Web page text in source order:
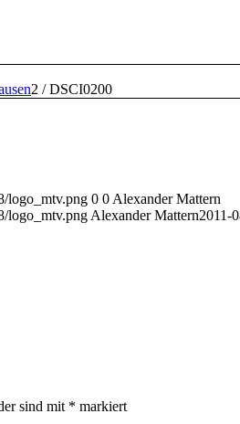
2 / DSCI0200
logo_mtv.png 0 0 Alexander Mattern
logo_mtv.png Alexander Mattern2011-
sind mit * markiert